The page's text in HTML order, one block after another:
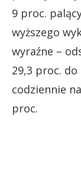
9 proc.
wyższego
wyraźne –
29,3 proc.
codziennie
proc.